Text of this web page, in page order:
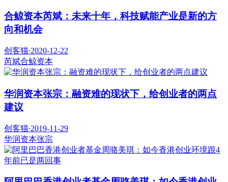
合鲸资本芮斌：未来十年，科技赋能产业是新的方
向和机会
创客猫·2020-12-22
芮斌合鲸资本
华润资本张宗：融资难的现状下，给创业者的两点
建议
创客猫·2019-11-29
华润资本张宗